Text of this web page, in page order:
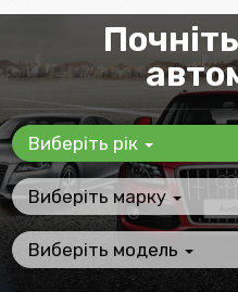
Виберіть рік
Виберіть марку
Виберіть модель